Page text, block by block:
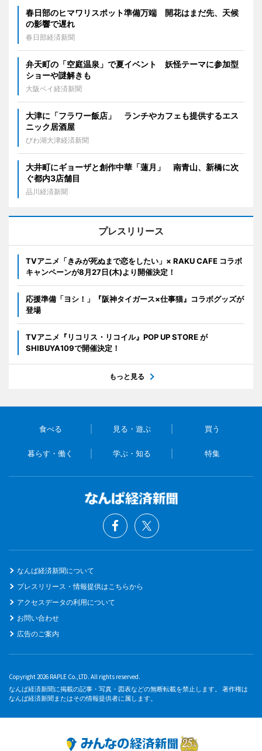
春日部のヒマワリスポット準備万端 開花はまだ先、天候
の影響で遅れ
春日部経済新聞
弁天町の「空庭温泉」で夏イベント 妖怪テーマに参加型
ショーや謎解きも
大阪ベイ経済新聞
大津に「フラワー飯店」 ランチやカフェも提供するエス
ニック居酒屋
びわ湖大津経済新聞
大井町にギョーザと創作中華「蓮月」 南青山、新橋に次
ぐ都内3店舗目
品川経済新聞
プレスリリース
TVアニメ「きみが死ぬまで恋をしたい」× RAKU CAFE コラボ
キャンペーンが8月27日(木)より開催決定！
応援準備「ヨシ！」『阪神タイガース×仕事猫』コラボグッズが
登場
TVアニメ『リコリス・リコイル』POP UP STORE が
SHIBUYA109で開催決定！
もっと見る
食べる 見る・遊ぶ 買う
暮らす・働く 学ぶ・知る 特集
なんば経済新聞について
プレスリリース・情報提供はこちらから
アクセスデータの利用について
お問い合わせ
広告のご案内
Copyright 2026 RAPLE Co.,LTD. All rights reserved.
なんば経済新聞に掲載の記事・写真・図表などの無断転載を禁止します。 著作権は
なんば経済新聞またはその情報提供者に属します。